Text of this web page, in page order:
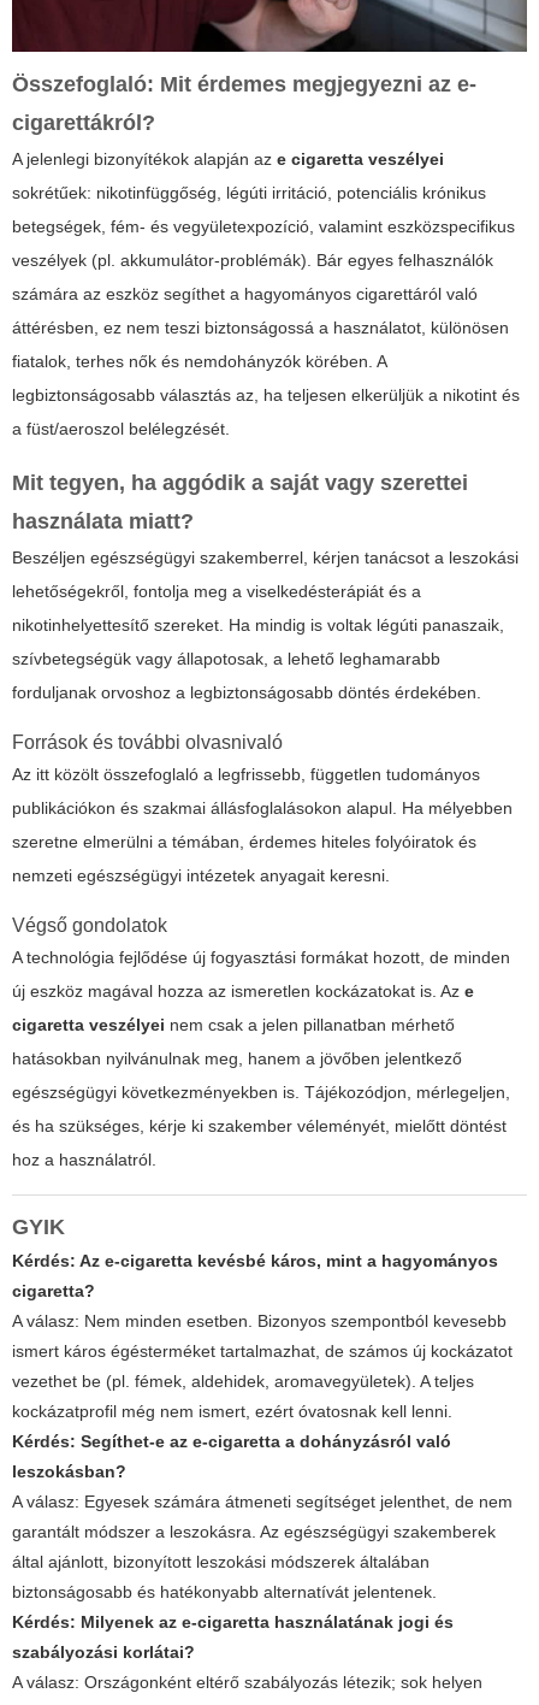
Összefoglaló: Mit érdemes megjegyezni az e-
cigarettákról?
A jelenlegi bizonyítékok alapján az e cigaretta veszélyei
sokrétűek: nikotinfüggőség, légúti irritáció, potenciális krónikus
betegségek, fém- és vegyületexpozíció, valamint eszközspecifikus
veszélyek (pl. akkumulátor-problémák). Bár egyes felhasználók
számára az eszköz segíthet a hagyományos cigarettáról való
áttérésben, ez nem teszi biztonságossá a használatot, különösen
fiatalok, terhes nők és nemdohányzók körében. A
legbiztonságosabb választás az, ha teljesen elkerüljük a nikotint és
a füst/aeroszol belélegzését.
Mit tegyen, ha aggódik a saját vagy szerettei
használata miatt?
Beszéljen egészségügyi szakemberrel, kérjen tanácsot a leszokási
lehetőségekről, fontolja meg a viselkedésterápiát és a
nikotinhelyettesítő szereket. Ha mindig is voltak légúti panaszaik,
szívbetegségük vagy állapotosak, a lehető leghamarabb
forduljanak orvoshoz a legbiztonságosabb döntés érdekében.
Források és további olvasnivaló
Az itt közölt összefoglaló a legfrissebb, független tudományos
publikációkon és szakmai állásfoglalásokon alapul. Ha mélyebben
szeretne elmerülni a témában, érdemes hiteles folyóiratok és
nemzeti egészségügyi intézetek anyagait keresni.
Végső gondolatok
A technológia fejlődése új fogyasztási formákat hozott, de minden
új eszköz magával hozza az ismeretlen kockázatokat is. Az e
cigaretta veszélyei nem csak a jelen pillanatban mérhető
hatásokban nyilvánulnak meg, hanem a jövőben jelentkező
egészségügyi következményekben is. Tájékozódjon, mérlegeljen,
és ha szükséges, kérje ki szakember véleményét, mielőtt döntést
hoz a használatról.
GYIK
Kérdés: Az e-cigaretta kevésbé káros, mint a hagyományos
cigaretta?
A válasz: Nem minden esetben. Bizonyos szempontból kevesebb
ismert káros égésterméket tartalmazhat, de számos új kockázatot
vezethet be (pl. fémek, aldehidek, aromavegyületek). A teljes
kockázatprofil még nem ismert, ezért óvatosnak kell lenni.
Kérdés: Segíthet-e az e-cigaretta a dohányzásról való
leszokásban?
A válasz: Egyesek számára átmeneti segítséget jelenthet, de nem
garantált módszer a leszokásra. Az egészségügyi szakemberek
által ajánlott, bizonyított leszokási módszerek általában
biztonságosabb és hatékonyabb alternatívát jelentenek.
Kérdés: Milyenek az e-cigaretta használatának jogi és
szabályozási korlátai?
A válasz: Országonként eltérő szabályozás létezik; sok helyen